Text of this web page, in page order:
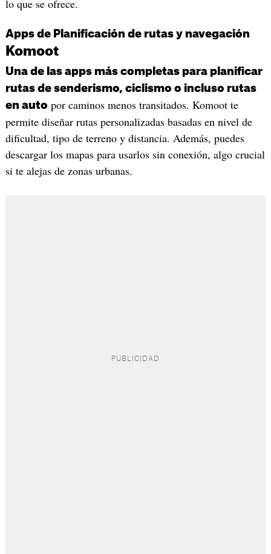
lo que se ofrece.
Apps de Planificación de rutas y navegación
Komoot
Una de las apps más completas para planificar
rutas de senderismo, ciclismo o incluso rutas
en auto por caminos menos transitados. Komoot te
permite diseñar rutas personalizadas basadas en nivel de
dificultad, tipo de terreno y distancia. Además, puedes
descargar los mapas para usarlos sin conexión, algo crucial
si te alejas de zonas urbanas.